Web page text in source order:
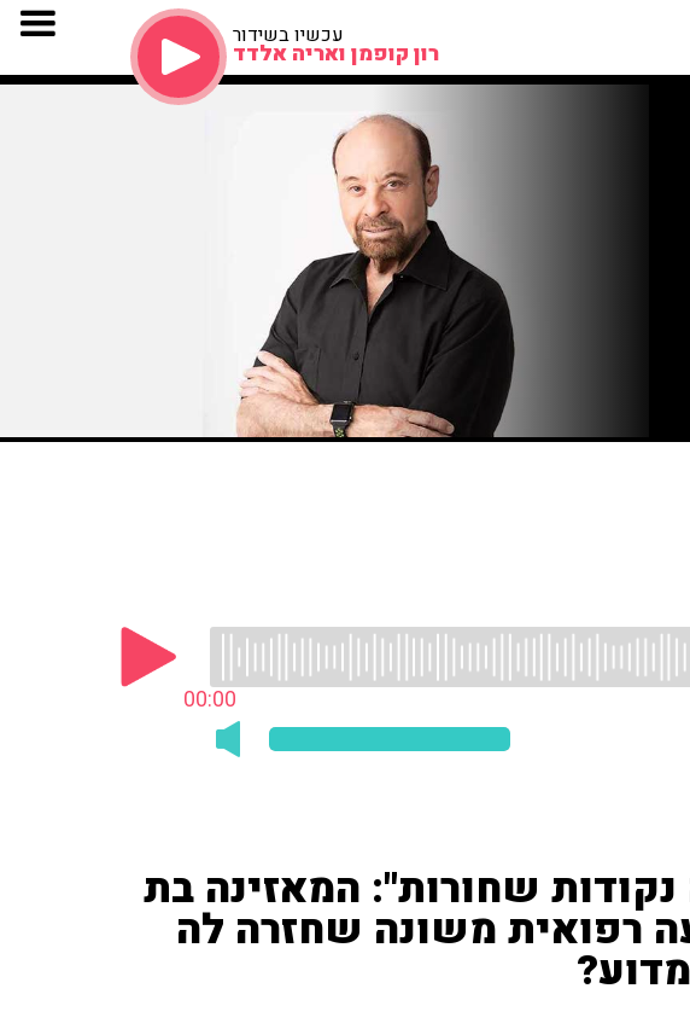
עכשיו בשידור
רון קופמן ואריה אלדד
00:00
נקודות שחורות": המאזינה בת
רפואית משונה שחזרה לה